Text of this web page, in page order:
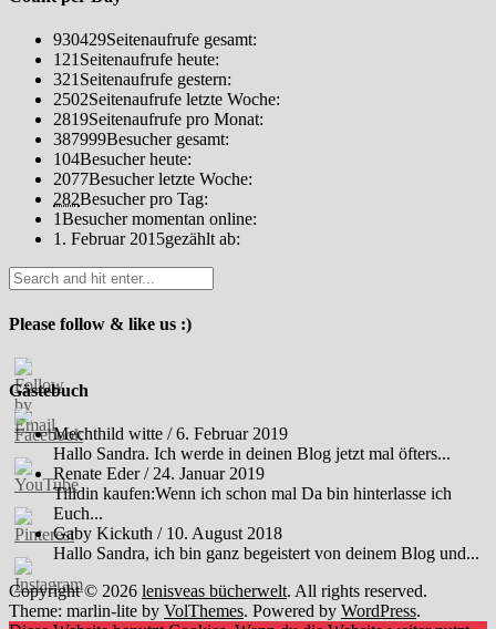
930429Seitenaufrufe gesamt:
121Seitenaufrufe heute:
321Seitenaufrufe gestern:
2502Seitenaufrufe letzte Woche:
2819Seitenaufrufe pro Monat:
387999Besucher gesamt:
104Besucher heute:
2077Besucher letzte Woche:
282Besucher pro Tag:
1Besucher momentan online:
1. Februar 2015gezählt ab:
Please follow & like us :)
Gästebuch
Mechthild witte /6. Februar 2019
Hallo Sandra. Ich werde in deinen Blog jetzt mal öfters...
Renate Eder/24. Januar 2019
Tilidin kaufen:Wenn ich schon mal Da bin hinterlasse ich
Euch...
Gaby Kickuth / 10. August 2018
Hallo Sandra, ich bin ganz begeistert von deinem Blog und...
Copyright © 2026 lenisveas bücherwelt. All rights reserved.
Theme: marlin-lite by VolThemes. Powered by WordPress.